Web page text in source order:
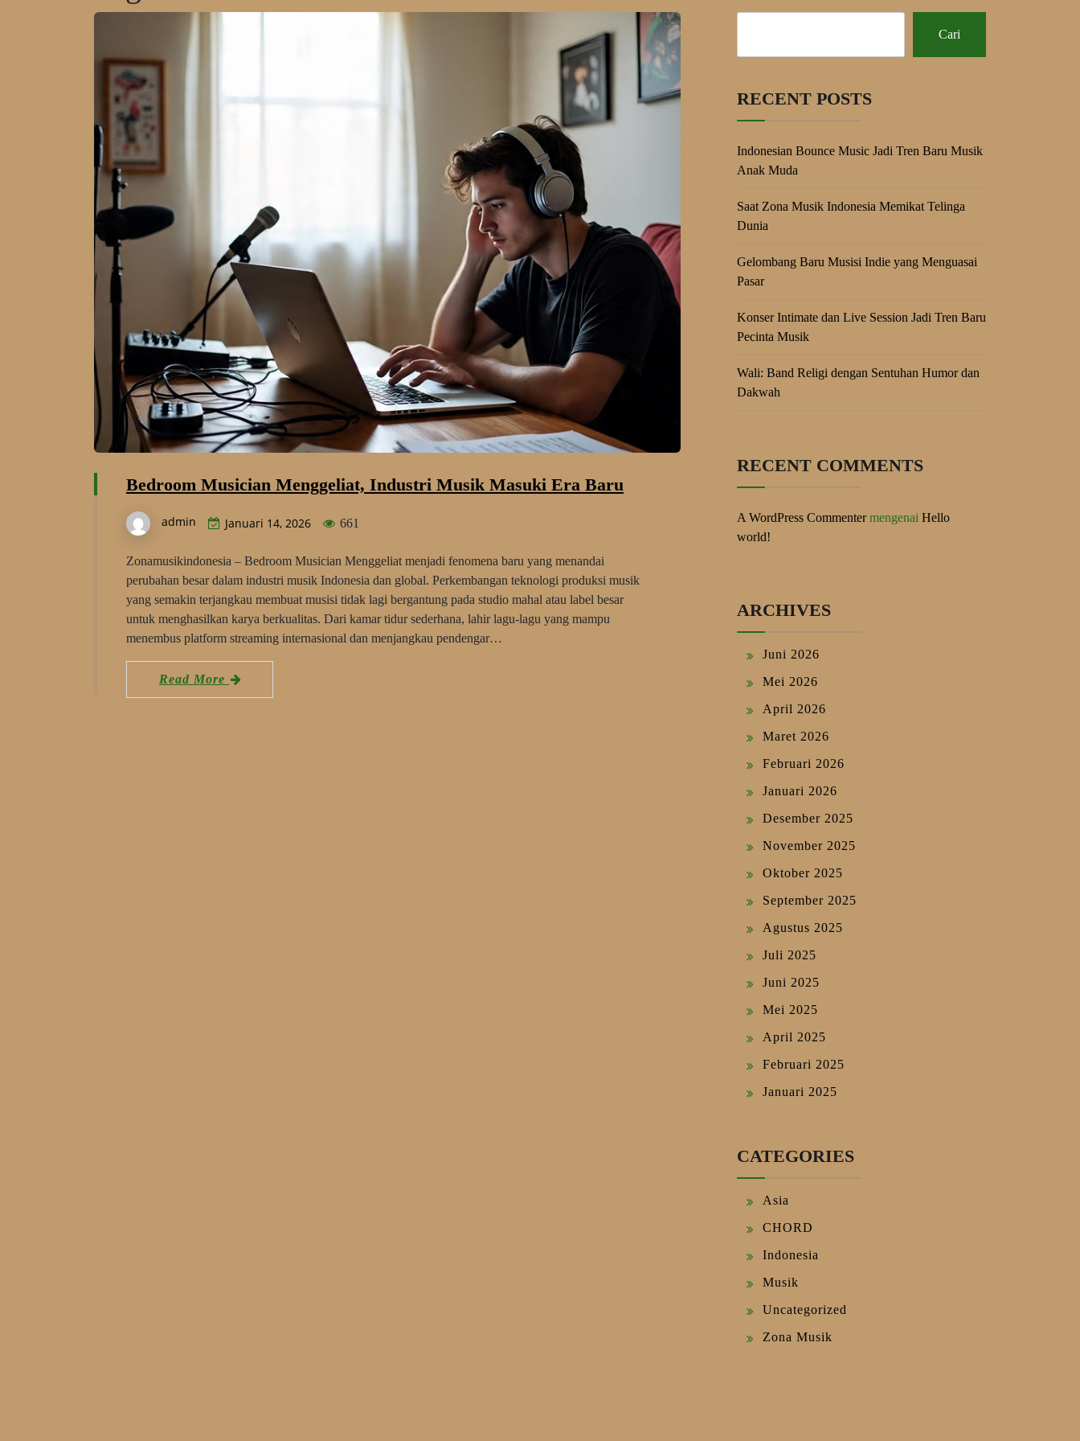
Bedroom Musician Menggeliat, Industri Musik Masuki Era Baru
admin Januari 14, 2026 661
Zonamusikindonesia – Bedroom Musician Menggeliat menjadi fenomena baru yang menandai
perubahan besar dalam industri musik Indonesia dan global. Perkembangan teknologi produksi musik
yang semakin terjangkau membuat musisi tidak lagi bergantung pada studio mahal atau label besar
untuk menghasilkan karya berkualitas. Dari kamar tidur sederhana, lahir lagu-lagu yang mampu
menembus platform streaming internasional dan menjangkau pendengar…
Read More
Cari
RECENT POSTS
Indonesian Bounce Music Jadi Tren Baru Musik
Anak Muda
Saat Zona Musik Indonesia Memikat Telinga
Dunia
Gelombang Baru Musisi Indie yang Menguasai
Pasar
Konser Intimate dan Live Session Jadi Tren Baru
Pecinta Musik
Wali: Band Religi dengan Sentuhan Humor dan
Dakwah
RECENT COMMENTS
A WordPress Commentermengenai Hello
world!
ARCHIVES
Juni 2026
Mei 2026
April 2026
Maret 2026
Februari 2026
Januari 2026
Desember 2025
November 2025
Oktober 2025
September 2025
Agustus 2025
Juli 2025
Juni 2025
Mei 2025
April 2025
Februari 2025
Januari 2025
CATEGORIES
Asia
CHORD
Indonesia
Musik
Uncategorized
Zona Musik